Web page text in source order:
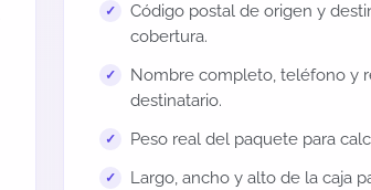
Código postal de origen y
cobertura.
Nombre completo, teléfono y
destinatario.
Peso real del paquete para
Largo, ancho y alto de la caja